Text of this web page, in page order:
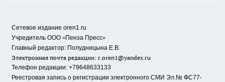
Сетевое издание oren1.ru
Учредитель ООО «Пенза Пресс»
Главный редактор: Полудницына Е.В.
Электронная почта редакции: r.oren1@yandex.ru
Телефон редакции: +79648633133
Реестровая запись о регистрации электронного СМИ Эл.№ ФС77-